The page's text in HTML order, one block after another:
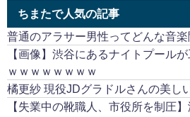
ちまたで人気の記事
普通のアラサー男性ってどんな音楽
【画像】渋谷にあるナイトプール
ｗｗｗｗｗｗｗｗ
橘更紗 現役JDグラドルさんの美し
【失業中の靴職人、市役所を制圧